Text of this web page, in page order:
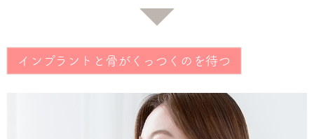
インプラントと骨がくっつくのを待つ